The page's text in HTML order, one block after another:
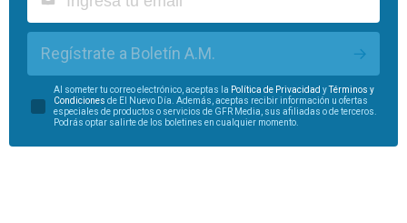
Regístrate a Boletín A.M.
Al someter tu correo electrónico, aceptas la Política de Privacidad yTérminos y
Condiciones de El Nuevo Día. Además, aceptas recibir información u ofertas
especiales de productos o servicios de GFR Media, sus afiliadas o de terceros.
Podrás optar salirte de los boletines en cualquier momento.